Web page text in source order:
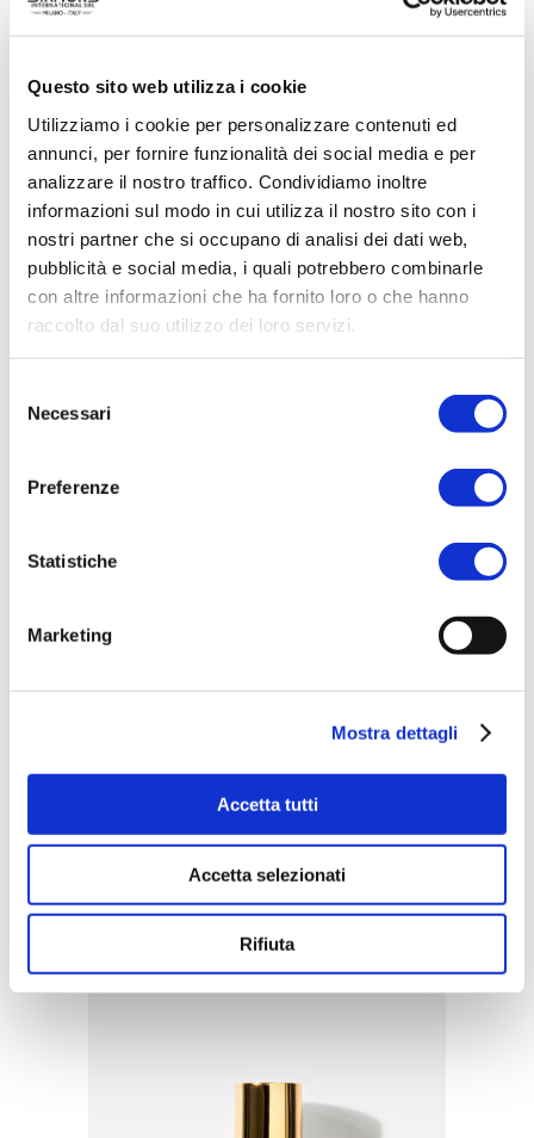
Questo sito web utilizza i cookie
Utilizziamo i cookie per personalizzare contenuti ed
annunci, per fornire funzionalità dei social media e per
analizzare il nostro traffico. Condividiamo inoltre
informazioni sul modo in cui utilizza il nostro sito con i
nostri partner che si occupano di analisi dei dati web,
pubblicità e social media, i quali potrebbero combinarle
con altre informazioni che ha fornito loro o che hanno
raccolto dal suo utilizzo dei loro servizi.
delNecessari
Preferenze
Statistiche
Marketing
Mostra dettagli
Accetta tutti
Accetta selezionati
Rifiuta
ACQUISTA PRODOTTO
MADELEINE | FLEURS EAU DE
TOILETTE
DOLCE & MANIA | ARABESQUE
EAU DE TOILETTE